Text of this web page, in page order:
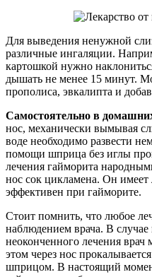
Для выведения ненужной
различные ингаляции.
картошкой нужно
дышать не менее 15 минут.
прополиса, эвкалипта и
Самостоятельно в
нос, механически вымывая
воде необходимо развести
помощи шприца без иглы
лечения гайморита
нос сок цикламена. Он имеет
эффективен при гайморите.
Стоит помнить, что любое
наблюдением врача. В
неоконченного лечения
этом через нос
шприцом. В настоящий